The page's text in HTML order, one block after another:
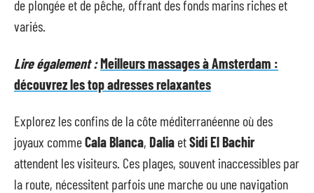
de plongée et de pêche, offrant des fonds marins riches et
variés.
Lire également :Meilleurs massages à Amsterdam :
découvrez les top adresses relaxantes
Explorez les confins de la côte méditerranéenne où des
joyaux commeCala Blanca, Dalia etSidi El Bachir
attendent les visiteurs. Ces plages, souvent inaccessibles par
la route, nécessitent parfois une marche ou une navigation